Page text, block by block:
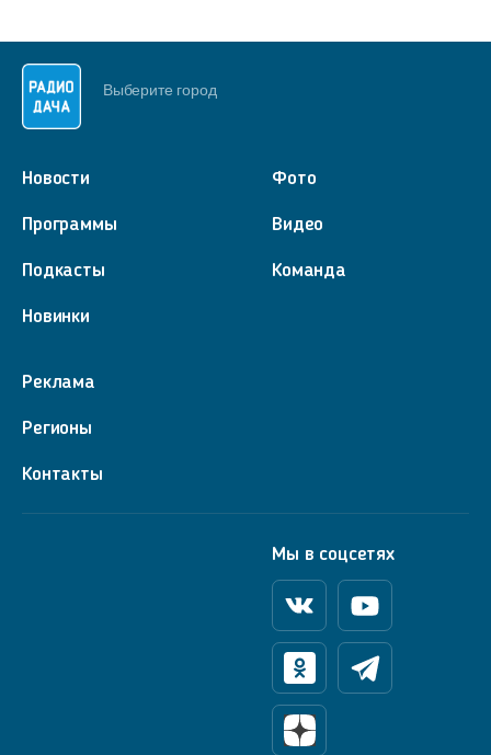
Выберите город
Новости
Программы
Подкасты
Новинки
Фото
Видео
Команда
Реклама
Регионы
Контакты
Мы в соцсетях
ВконтактеYoutube
ОдноклассникиТелеграм
Яндекс Дзен